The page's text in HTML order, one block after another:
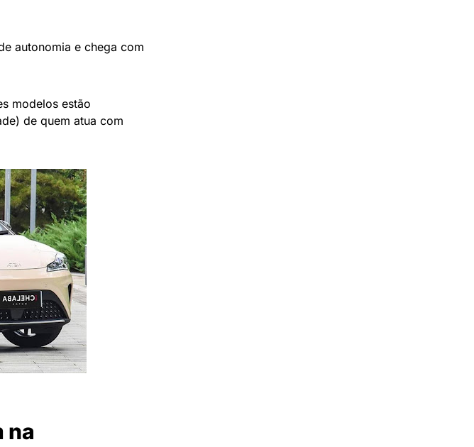
autonomia e chega com
modelos estão
de quem atua com
na